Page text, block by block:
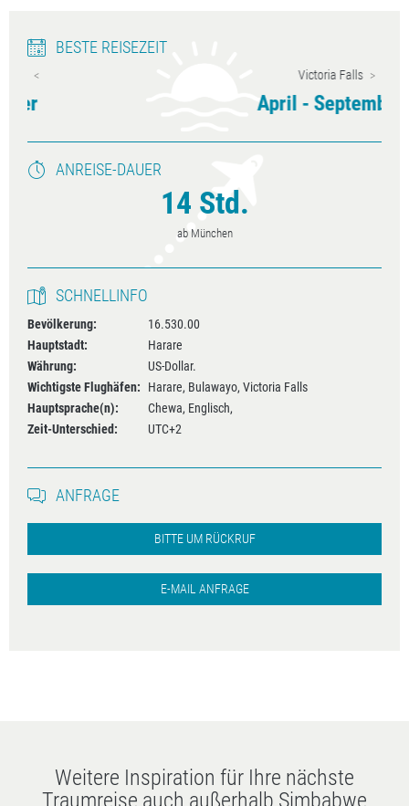
BESTE REISEZEIT
April - September
ANREISE-DAUER
14 Std.
ab München
SCHNELLINFO
Bevölkerung:
16.530.00
Hauptstadt:
Harare
Währung:
US-Dollar.
Wichtigste Flughäfen: Harare, Bulawayo, Victoria Falls
Hauptsprache(n):
Chewa, Englisch,
Zeit-Unterschied:
UTC+2
ANFRAGE
BITTE UM RÜCKRUF
E-MAIL ANFRAGE
Weitere Inspiration für Ihre nächste
Traumreise auch außerhalb Simbabwe